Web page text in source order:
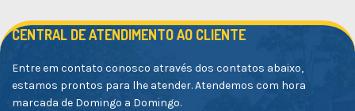
CENTRAL DE ATENDIMENTO AO CLIENTE
Entre em contato conosco através dos contatos abaixo,
estamos prontos para lhe atender. Atendemos com hora
marcada de Domingo a Domingo.